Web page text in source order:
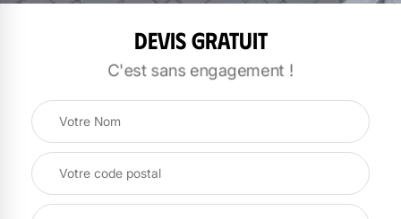
Devis gratuit
C'est sans engagement !